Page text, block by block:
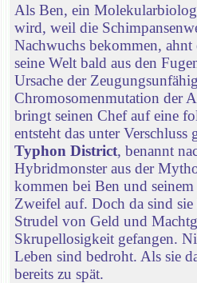
Als Ben, ein
wird, weil die
Nachwuchs bekommen, ahnt
seine Welt bald aus den
Ursache der
Chromosomenmutation der
bringt seinen Chef auf eine
entsteht das unter Verschluss
Typhon District, benannt
Hybridmonster aus der
kommen bei Ben und
Zweifel auf. Doch da sind
Strudel von Geld und
Skrupellosigkeit gefangen.
Leben sind bedroht. Als sie
bereits zu spät.